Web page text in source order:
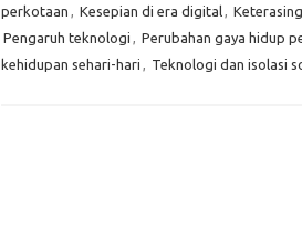
perkotaan , Kesepian di era digital,
Pengaruh teknologi , Perubahan gaya hidup
kehidupan sehari-hari , Teknologi dan isolasi